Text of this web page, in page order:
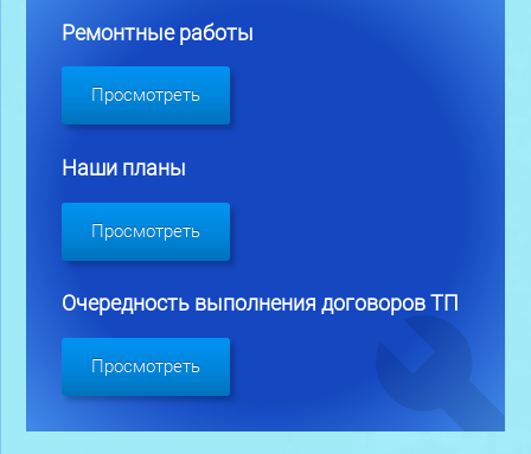
Ремонтные работы
Просмотреть
Наши планы
Просмотреть
Очередность выполнения договоров ТП
Просмотреть